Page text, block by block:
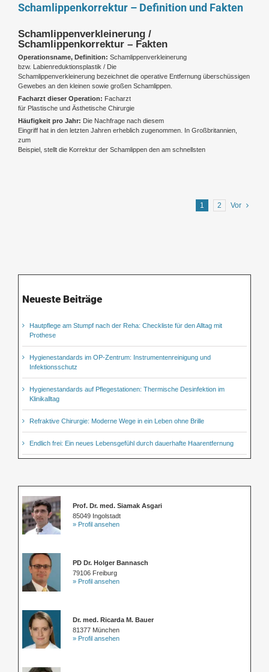
Schamlippenkorrektur – Definition und Fakten
Schamlippenverkleinerung /
Schamlippenkorrektur – Fakten
Operationsname, Definition: Schamlippenverkleinerung
bzw. Labienreduktionsplastik / Die
Schamlippenverkleinerung bezeichnet die operative Entfernung überschüssigen
Gewebes an den kleinen sowie großen Schamlippen.
Facharzt dieser Operation: Facharzt
für Plastische und Ästhetische Chirurgie
Häufigkeit pro Jahr: Die Nachfrage nach diesem
Eingriff hat in den letzten Jahren erheblich zugenommen. In Großbritannien,
zum
Beispiel, stellt die Korrektur der Schamlippen den am schnellsten
1 2 Vor
Neueste Beiträge
Hautpflege am Stumpf nach der Reha: Checkliste für den Alltag mit
Prothese
Hygienestandards im OP-Zentrum: Instrumentenreinigung und
Infektionsschutz
Hygienestandards auf Pflegestationen: Thermische Desinfektion im
Klinikalltag
Refraktive Chirurgie: Moderne Wege in ein Leben ohne Brille
Endlich frei: Ein neues Lebensgefühl durch dauerhafte Haarentfernung
Prof. Dr. med. Siamak Asgari
85049 Ingolstadt
» Profil ansehen
PD Dr. Holger Bannasch
79106 Freiburg
» Profil ansehen
Dr. med. Ricarda M. Bauer
81377 München
» Profil ansehen